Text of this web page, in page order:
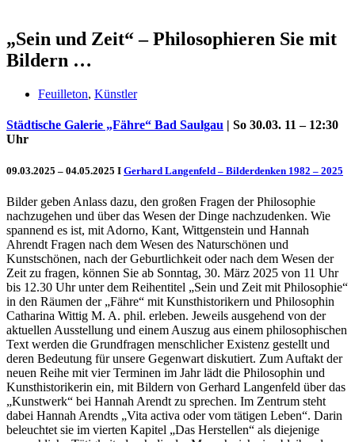
Uli Rothfuss
Harald Schwiers
„Sein und Zeit“ – Philosophieren Sie mit
Bildern …
Feuilleton, Künstler
Städtische Galerie „Fähre“ Bad Saulgau | So 30.03. 11 – 12:30
Uhr
09.03.2025 – 04.05.2025 I Gerhard Langenfeld – Bilderdenken 1982 – 2025
Bilder geben Anlass dazu, den großen Fragen der Philosophie
nachzugehen und über das Wesen der Dinge nachzudenken. Wie
spannend es ist, mit Adorno, Kant, Wittgenstein und Hannah
Ahrendt Fragen nach dem Wesen des Naturschönen und
Kunstschönen, nach der Geburtlichkeit oder nach dem Wesen der
Zeit zu fragen, können Sie ab Sonntag, 30. März 2025 von 11 Uhr
bis 12.30 Uhr unter dem Reihentitel „Sein und Zeit mit Philosophie“
in den Räumen der „Fähre“ mit Kunsthistorikern und Philosophin
Catharina Wittig M. A. phil. erleben. Jeweils ausgehend von der
aktuellen Ausstellung und einem Auszug aus einem philosophischen
Text werden die Grundfragen menschlicher Existenz gestellt und
deren Bedeutung für unsere Gegenwart diskutiert. Zum Auftakt der
neuen Reihe mit vier Terminen im Jahr lädt die Philosophin und
Kunsthistorikerin ein, mit Bildern von Gerhard Langenfeld über das
„Kunstwerk“ bei Hannah Arendt zu sprechen. Im Zentrum steht
dabei Hannah Arendts „Vita activa oder vom tätigen Leben“. Darin
beleuchtet sie im vierten Kapitel „Das Herstellen“ als diejenige